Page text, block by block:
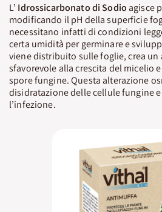
L’ Idrossicarbonatodi Sodio agisce
modificando il pH della superficie
necessitano infatti di condizioni
certa umidità per germinare e
viene distribuito sulle foglie, crea
sfavorevole alla crescita del micelio
spore fungine. Questa alterazione
disidratazione delle cellule fungine
l’infezione.